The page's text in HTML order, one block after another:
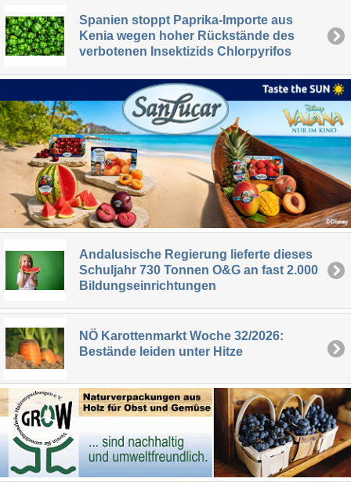
Spanien stoppt Paprika-Importe aus
Kenia wegen hoher Rückstände des
verbotenen Insektizids Chlorpyrifos
Andalusische Regierung lieferte dieses
Schuljahr 730 Tonnen O&G an fast 2.000
Bildungseinrichtungen
NÖ Karottenmarkt Woche 32/2026:
Bestände leiden unter Hitze